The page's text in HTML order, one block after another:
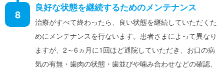
8 良好な状態を継続するためのメンテナンス
治療がすべて終わったら、良い状態を継続していただくた
めにメンテナンスを行ないます。患者さまによって異なり
ますが、2～6ヵ月に1回ほど通院していただき、お口の病
気の有無・歯肉の状態・歯並びや噛み合わせなどの確認、